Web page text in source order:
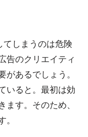
しまうのは危険
告のクリエイティ
があるでしょう。
いると。最初は効
ます。そのため、
。